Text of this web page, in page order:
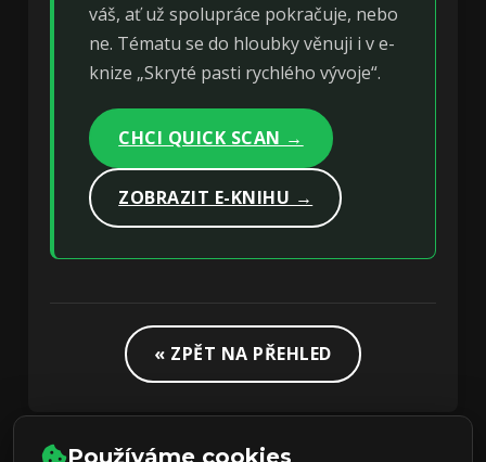
váš, ať už spolupráce pokračuje, nebo
ne. Tématu se do hloubky věnuji i v e-
knize „Skryté pasti rychlého vývoje“.
CHCI QUICK SCAN →
ZOBRAZIT E-KNIHU →
« ZPĚT NA PŘEHLED
Používáme cookies